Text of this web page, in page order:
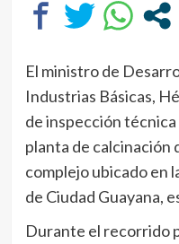
El ministro de
Industrias Básicas,
de inspección técnica
planta de calcinación
complejo ubicado en
de Ciudad Guayana,
Durante el recorrido